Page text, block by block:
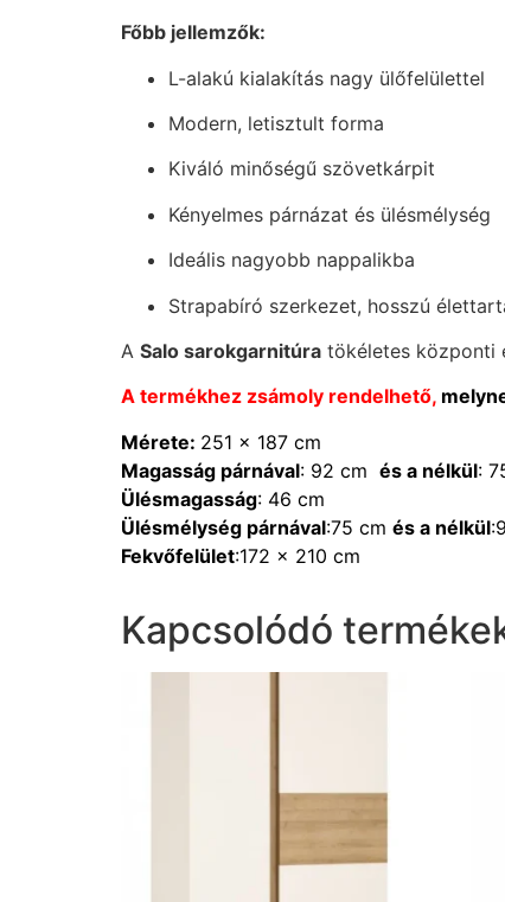
Főbb jellemzők:
L-alakú kialakítás nagy ülőfelülettel
Modern, letisztult forma
Kiváló minőségű szövetkárpit
Kényelmes párnázat és ülésmélység
Ideális nagyobb nappalikba
Strapabíró szerkezet, hosszú
A Salo sarokgarnitúra tökéletes központi
A termékhez zsámoly rendelhető,
Mérete: 251 x 187 cm
Magasság párnával: 92 cm és a nélkül:
Ülésmagasság: 46 cm
Ülésmélység párnával:75 cm és a nélkül
Fekvőfelület:172 x 210 cm
Kapcsolódó